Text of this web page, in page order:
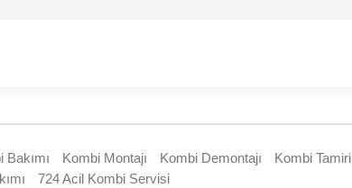
Bakımı Kombi Montajı Kombi Demontajı Kombi Tamiri
724 Acil Kombi Servisi